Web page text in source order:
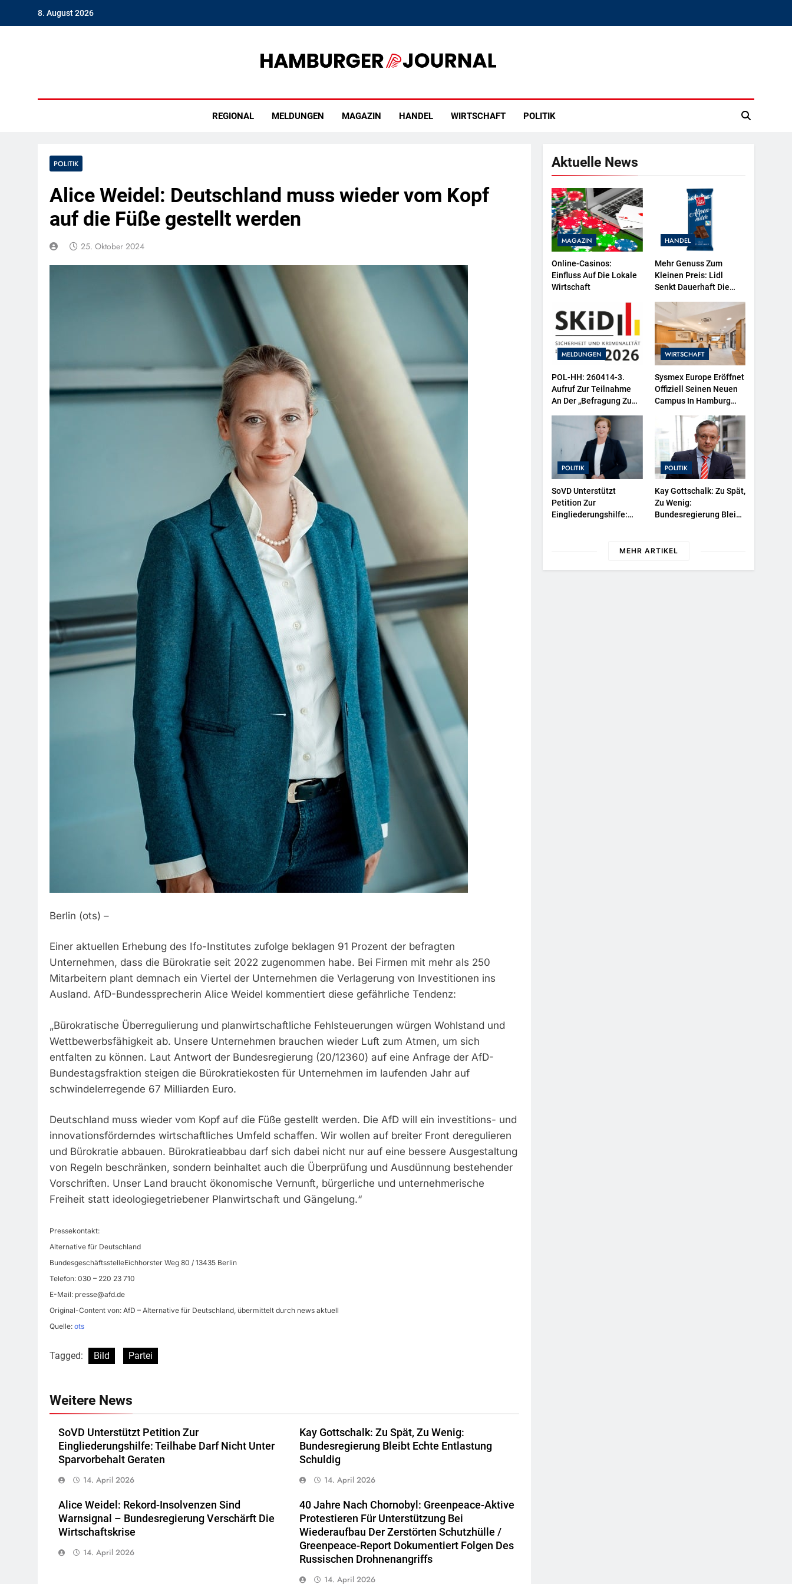
8. August 2026
REGIONAL MELDUNGEN MAGAZIN HANDEL WIRTSCHAFT POLITIK
POLITIK
Alice Weidel: Deutschland muss wieder vom Kopf
auf die Füße gestellt werden
25. Oktober 2024
Berlin (ots) –
Einer aktuellen Erhebung des Ifo-Institutes zufolge beklagen 91 Prozent der befragten
Unternehmen, dass die Bürokratie seit 2022 zugenommen habe. Bei Firmen mit mehr als 250
Mitarbeitern plant demnach ein Viertel der Unternehmen die Verlagerung von Investitionen ins
Ausland. AfD-Bundessprecherin Alice Weidel kommentiert diese gefährliche Tendenz:
„Bürokratische Überregulierung und planwirtschaftliche Fehlsteuerungen würgen Wohlstand und
Wettbewerbsfähigkeit ab. Unsere Unternehmen brauchen wieder Luft zum Atmen, um sich
entfalten zu können. Laut Antwort der Bundesregierung (20/12360) auf eine Anfrage der AfD-
Bundestagsfraktion steigen die Bürokratiekosten für Unternehmen im laufenden Jahr auf
schwindelerregende 67 Milliarden Euro.
Deutschland muss wieder vom Kopf auf die Füße gestellt werden. Die AfD will ein investitions- und
innovationsförderndes wirtschaftliches Umfeld schaffen. Wir wollen auf breiter Front deregulieren
und Bürokratie abbauen. Bürokratieabbau darf sich dabei nicht nur auf eine bessere Ausgestaltung
von Regeln beschränken, sondern beinhaltet auch die Überprüfung und Ausdünnung bestehender
Vorschriften. Unser Land braucht ökonomische Vernunft, bürgerliche und unternehmerische
Freiheit statt ideologiegetriebener Planwirtschaft und Gängelung.“
Pressekontakt:
Alternative für Deutschland
BundesgeschäftsstelleEichhorster Weg 80 / 13435 Berlin
Telefon: 030 – 220 23 710
E-Mail: presse@afd.de
Original-Content von: AfD – Alternative für Deutschland, übermittelt durch news aktuell
Quelle: ots
Tagged: Bild Partei
Weitere News
SoVD Unterstützt Petition Zur
Eingliederungshilfe: Teilhabe Darf Nicht Unter
Sparvorbehalt Geraten
14. April 2026
Kay Gottschalk: Zu Spät, Zu Wenig:
Bundesregierung Bleibt Echte Entlastung
Schuldig
14. April 2026
Alice Weidel: Rekord-Insolvenzen Sind
Warnsignal – Bundesregierung Verschärft Die
Wirtschaftskrise
14. April 2026
40 Jahre Nach Chornobyl: Greenpeace-Aktive
Protestieren Für Unterstützung Bei
Wiederaufbau Der Zerstörten Schutzhülle /
Greenpeace-Report Dokumentiert Folgen Des
Russischen Drohnenangriffs
14. April 2026
Aktuelle News
MAGAZIN
Online-Casinos:
Einfluss Auf Die Lokale
Wirtschaft
HANDEL
Mehr Genuss Zum
Kleinen Preis: Lidl
Senkt Dauerhaft Die
26 Schokoladenartikel
Jetzt Bis Zu 13 Prozent
Günstiger
MELDUNGEN
POL-HH: 260414-3.
Aufruf Zur Teilnahme
An Der „Befragung Zu
Kriminalität In
Deutschland (SKiD)
2026“
WIRTSCHAFT
Sysmex Europe Eröffnet
Offiziell Seinen Neuen
Campus In Hamburg
Maßstäbe Für
Zukunftsorientierte
Arbeitsumgebungen
POLITIK
SoVD Unterstützt
Petition Zur
Eingliederungshilfe:
POLITIK
Kay Gottschalk: Zu Spät,
Zu Wenig:
Bundesregierung Bleibt
MEHR ARTIKEL